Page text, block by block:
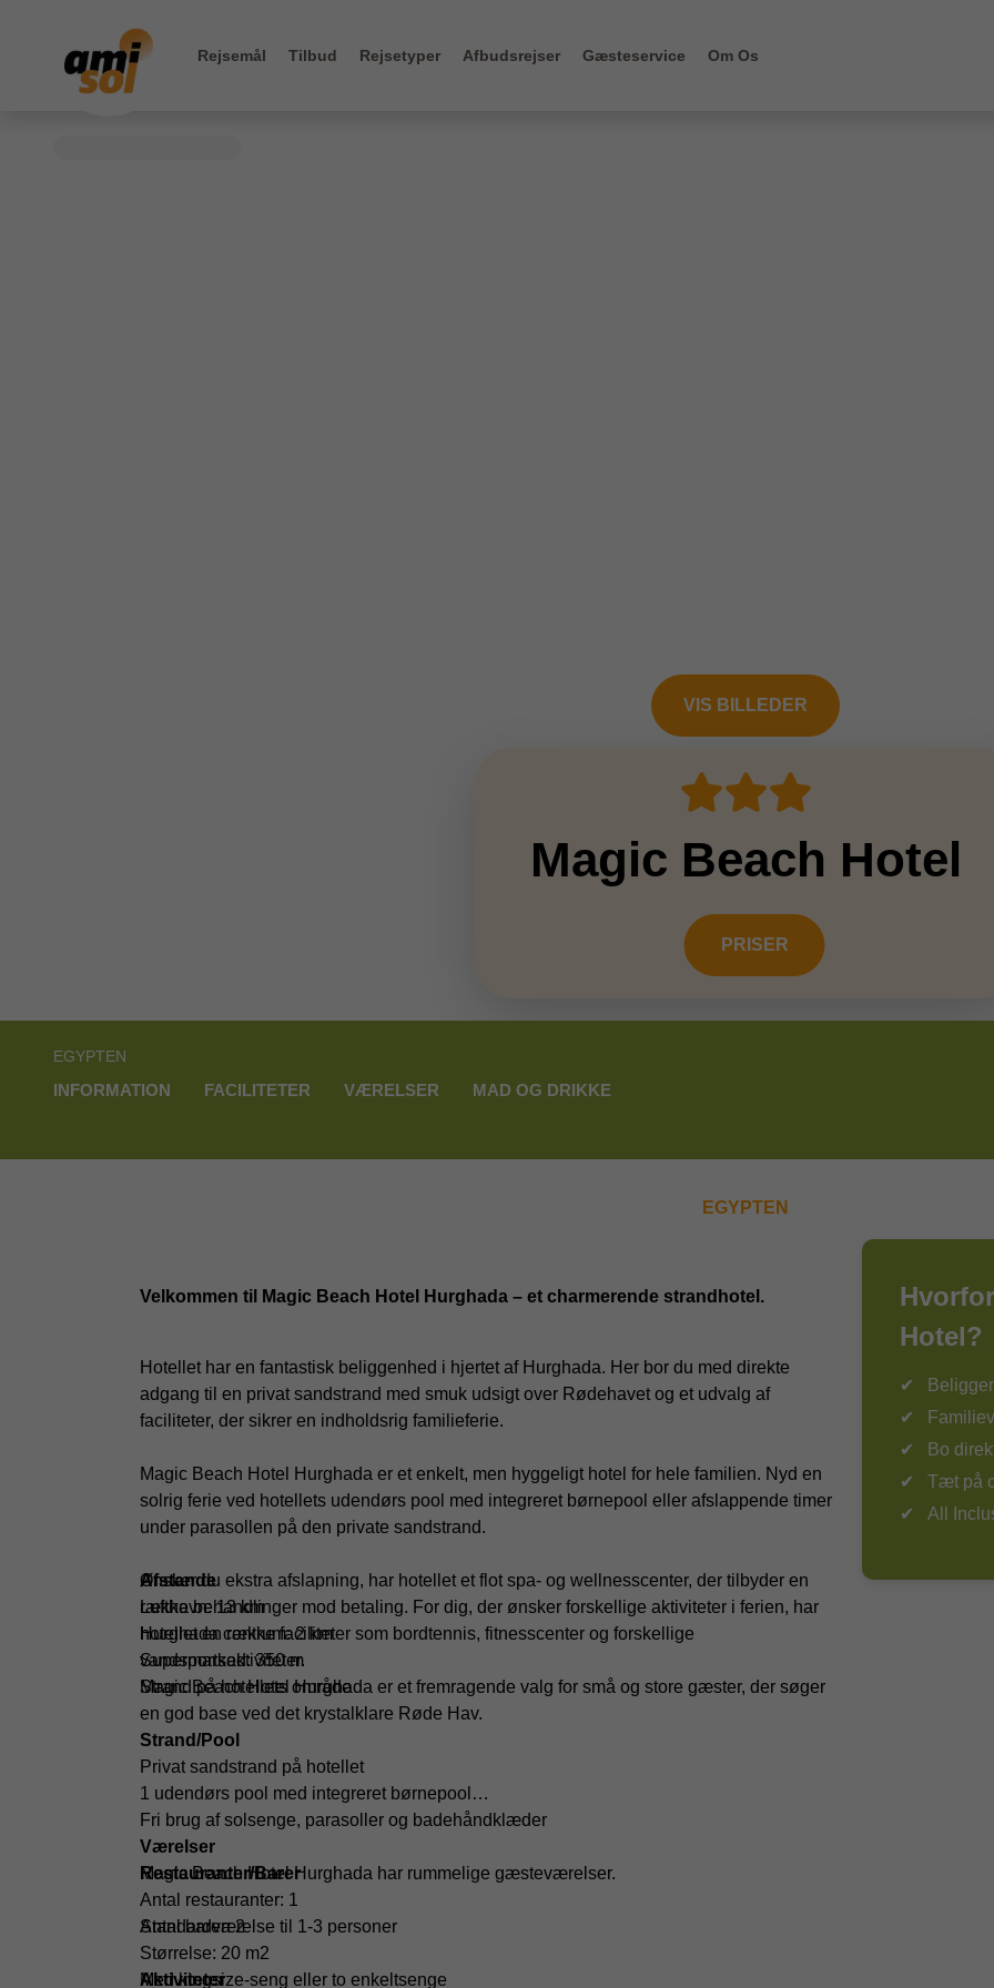
Rejsemål Tilbud Rejsetyper Afbudsrejser Gæsteservice Om Os
VIS BILLEDER
Magic Beach Hotel
PRISER
EGYPTEN
INFORMATION FACILITETER VÆRELSER MAD OG DRIKKE
EGYPTEN
Velkommen til Magic Beach Hotel Hurghada – et charmerende strandhotel.
Hotellet har en fantastisk beliggenhed i hjertet af Hurghada. Her bor du med direkte
adgang til en privat sandstrand med smuk udsigt over Rødehavet og et udvalg af
faciliteter, der sikrer en indholdsrig familieferie.
Magic Beach Hotel Hurghada er et enkelt, men hyggeligt hotel for hele familien. Nyd en
solrig ferie ved hotellets udendørs pool med integreret børnepool eller afslappende timer
under parasollen på den private sandstrand.
Ønsker du ekstra afslapning, har hotellet et flot spa- og wellnesscenter, der tilbyder en
række behandlinger mod betaling. For dig, der ønsker forskellige aktiviteter i ferien, har
hotellet en række faciliteter som bordtennis, fitnesscenter og forskellige
vandsportsaktiviteter.
Magic Beach Hotel Hurghada er et fremragende valg for små og store gæster, der søger
en god base ved det krystalklare Røde Hav.
Afstande
Lufthavn: 13 km
Hurghada centrum: 2 km
Supermarked: 350 m
Strand på hotellets område
Strand/Pool
Privat sandstrand på hotellet
1 udendørs pool med integreret børnepool
Fri brug af solsenge, parasoller og badehåndklæder
Restauranter/Barer
Antal restauranter: 1
Antal barer: 2
Aktiviteter
Værelser
Magic Beach Hotel Hurghada har rummelige gæsteværelser.
Standardværelse til 1-3 personer
Størrelse: 20 m2
Med kingsize-seng eller to enkeltsenge
Hotel?
Bo
Tæt på
All